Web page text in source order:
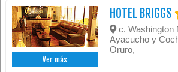
Ver más
HOTEL BRIGGS
c. Washington
Ayacucho y
Oruro,